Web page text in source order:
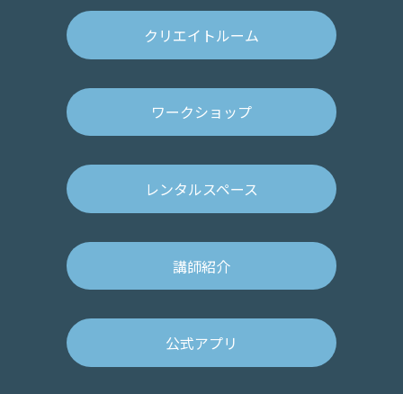
クリエイトルーム
ワークショップ
レンタルスペース
講師紹介
公式アプリ